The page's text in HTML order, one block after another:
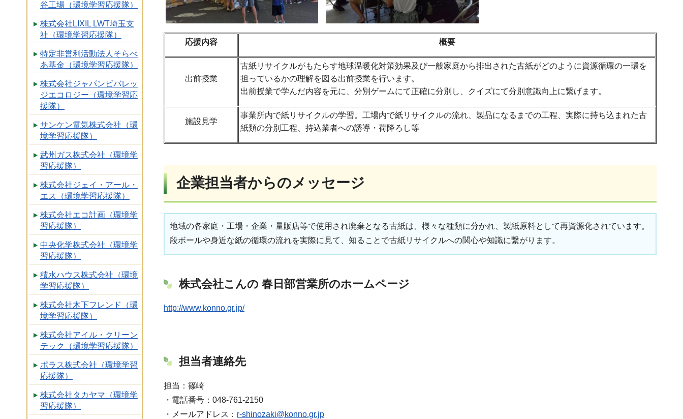
谷工場（環境学習応援隊）
株式会社LIXIL LWT埼玉支
社（環境学習応援隊）
特定非営利活動法人そらべ
あ基金（環境学習応援隊）
株式会社ジャパンビバレッ
ジエコロジー（環境学習応
援隊）
サンケン電気株式会社（環
境学習応援隊）
武州ガス株式会社（環境学
習応援隊）
株式会社ジェイ・アール・
エス（環境学習応援隊）
株式会社エコ計画（環境学
習応援隊）
中央化学株式会社（環境学
習応援隊）
積水ハウス株式会社（環境
学習応援隊）
株式会社木下フレンド（環
境学習応援隊）
株式会社アイル・クリーン
テック（環境学習応援隊）
ポラス株式会社（環境学習
応援隊）
株式会社タカヤマ（環境学
習応援隊）
応援内容 概要
出前授業
古紙リサイクルがもたらす地球温暖化対策効果及び一般家庭から排出された古紙がどのように資源循環の一環を
担っているかの理解を図る出前授業を行います。
出前授業で学んだ内容を元に、分別ゲームにて正確に分別し、クイズにて分別意識向上に繋げます。
施設見学
事業所内で紙リサイクルの学習。工場内で紙リサイクルの流れ、製品になるまでの工程、実際に持ち込まれた古
紙類の分別工程、持込業者への誘導・荷降ろし等
企業担当者からのメッセージ
地域の各家庭・工場・企業・量販店等で使用され廃棄となる古紙は、様々な種類に分かれ、製紙原料として再資源化されています。
段ボールや身近な紙の循環の流れを実際に見て、知ることで古紙リサイクルへの関心や知識に繋がります。
株式会社こんの 春日部営業所のホームページ
http://www.konno.gr.jp/
担当者連絡先
担当：篠崎
・電話番号：048-761-2150
・メールアドレス： r-shinozaki@konno.gr.jp